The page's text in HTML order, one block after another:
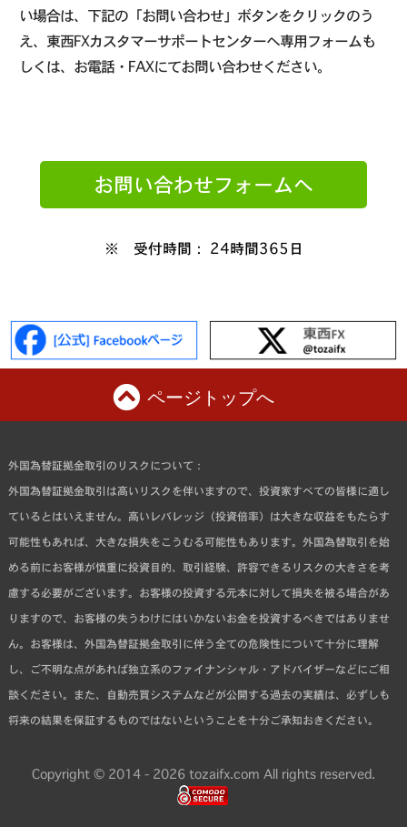
い場合は、下記の「お問い合わせ」ボタンをクリックのう
え、東西FXカスタマーサポートセンターへ専用フォームも
しくは、お電話・FAXにてお問い合わせください。
お問い合わせフォームへ
※ 受付時間： 24時間365日
ページトップへ
外国為替証拠金取引のリスクについて：
外国為替証拠金取引は高いリスクを伴いますので、投資家すべての皆様に適し
ているとはいえません。高いレバレッジ（投資倍率）は大きな収益をもたらす
可能性もあれば、大きな損失をこうむる可能性もあります。外国為替取引を始
める前にお客様が慎重に投資目的、取引経験、許容できるリスクの大きさを考
慮する必要がございます。お客様の投資する元本に対して損失を被る場合があ
りますので、お客様の失うわけにはいかないお金を投資するべきではありませ
ん。お客様は、外国為替証拠金取引に伴う全ての危険性について十分に理解
し、ご不明な点があれば独立系のファイナンシャル・アドバイザーなどにご相
談ください。また、自動売買システムなどが公開する過去の実績は、必ずしも
将来の結果を保証するものではないということを十分ご承知おきください。
Copyright © 2014 - 2026 tozaifx.com All rights reserved.